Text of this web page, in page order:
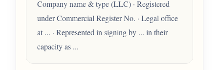
Company name & type (LLC) · Registered
under Commercial Register No. · Legal office
at ... · Represented in signing by ... in their
capacity as ...